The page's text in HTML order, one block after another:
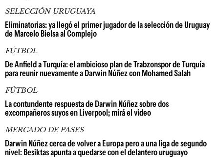
SELECCIÓN URUGUAYA
Eliminatorias: ya llegó el primer jugador de la selección de Uruguay
de Marcelo Bielsa al Complejo
FÚTBOL
De Anfield a Turquía: el ambicioso plan de Trabzonspor de Turquía
para reunir nuevamente a Darwin Núñez con Mohamed Salah
FÚTBOL
La contundente respuesta de Darwin Núñez sobre dos
excompañeros suyos en Liverpool; mirá el video
MERCADO DE PASES
Darwin Núñez cerca de volver a Europa pero a una liga de segundo
nivel: Besiktas apunta a quedarse con el delantero uruguayo